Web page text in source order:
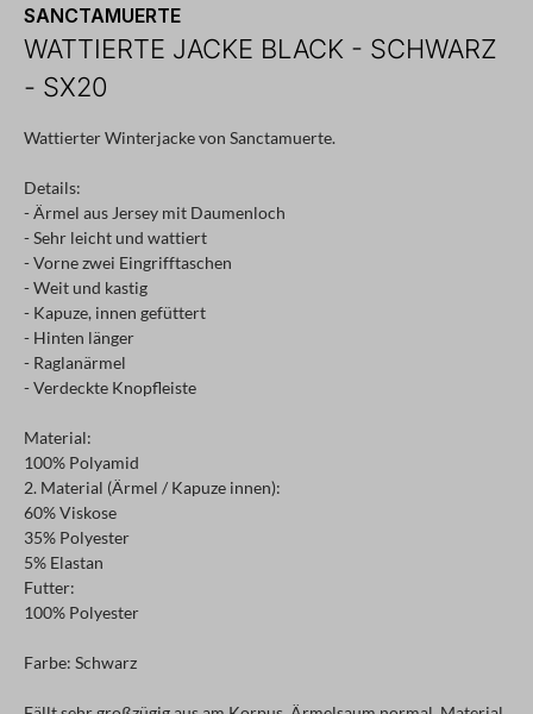
SANCTAMUERTE
WATTIERTE JACKE BLACK - SCHWARZ
- SX20
Wattierter Winterjacke von Sanctamuerte.
Details:
- Ärmel aus Jersey mit Daumenloch
- Sehr leicht und wattiert
- Vorne zwei Eingrifftaschen
- Weit und kastig
- Kapuze, innen gefüttert
- Hinten länger
- Raglanärmel
- Verdeckte Knopfleiste
Material:
100% Polyamid
2. Material (Ärmel / Kapuze innen):
60% Viskose
35% Polyester
5% Elastan
Futter:
100% Polyester
Farbe: Schwarz